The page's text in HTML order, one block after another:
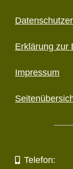
Erklärung zur
Impressum
Telefon: